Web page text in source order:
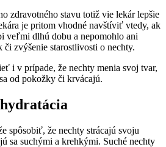
zdravotného stavu totiž vie lekár lepšie
je pritom vhodné navštíviť vtedy, ak
veľmi dlhú dobu a nepomohlo ani
zvýšenie starostlivosti o nechty.
i v prípade, že nechty menia svoj tvar,
od pokožky či krvácajú.
spôsobiť, že nechty strácajú svoju
sa suchými a krehkými. Suché nechty